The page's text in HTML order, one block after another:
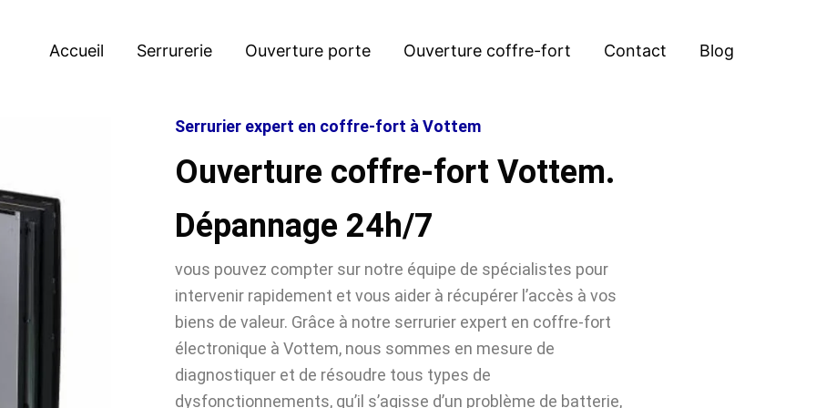
Accueil Serrurerie Ouverture porte Ouverture coffre-fort Contact Blog
Serrurier expert en coffre-fort à Vottem
Ouverture coffre-fort Vottem.
Dépannage 24h/7
vous pouvez compter sur notre équipe de spécialistes pour
intervenir rapidement et vous aider à récupérer l’accès à vos
biens de valeur. Grâce à notre serrurier expert en coffre-fort
électronique à Vottem, nous sommes en mesure de
diagnostiquer et de résoudre tous types de
dysfonctionnements, qu’il s’agisse d’un problème de batterie,